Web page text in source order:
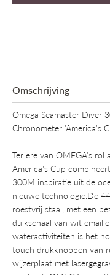
OMEGA's nieuwe
wordt aangedreven door
Kaliber 9900 en wordt
de kleuren van de
Omschrijving
Omega Seamaster Diver
Chronometer 'America’s
Ter ere van OMEGA's
America's Cup
300M inspiratie uit de
nieuwe technologie.De
roestvrij staal, met een
duikschaal van wit
wateractiviteiten is het
touch drukknoppen van
wijzerplaat met